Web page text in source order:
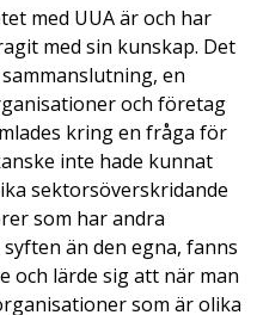
med UUA är och har
med sin kunskap. Det
en
och företag
kring en fråga för
inte hade kunnat
sektorsöverskridande
som har andra
än den egna, fanns
och lärde sig att när man
som är olika